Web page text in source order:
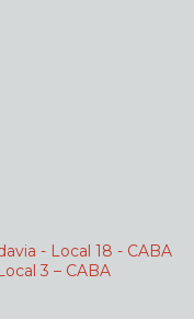
- Local 18 - CABA
3 – CABA